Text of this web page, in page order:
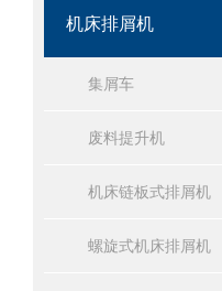
机床排屑机
集屑车
废料提升机
机床链板式排屑机
螺旋式机床排屑机